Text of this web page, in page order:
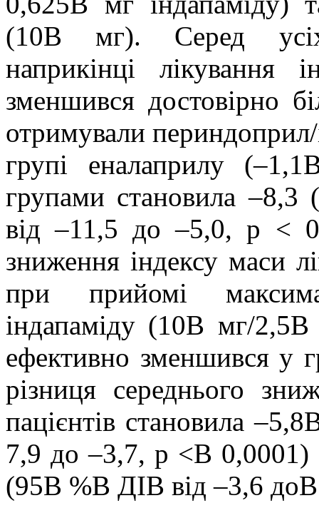
(10В мг). Серед усіх
наприкінці лікування
зменшився достовірно
отримували
групі еналаприлу
групами становила –8,3
від –11,5 до –5,0, p <
зниження індексу маси
при прийомі
індапаміду (10В мг/
ефективно зменшився у
різниця середнього
пацієнтів становила
7,9 до –3,7, p <В
(95В %В ДІВ від –3,6